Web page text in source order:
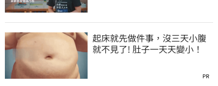
起床就先做件事，沒三天小腹
就不見了! 肚子一天天變小！
PR